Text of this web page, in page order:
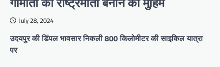
July 28, 2024
उदयपुर की डिंपल भावसार निकली 800 किलोमीटर की साइकिल यात्रा
पर